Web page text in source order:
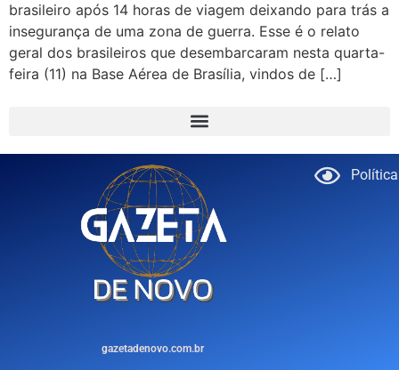
brasileiro após 14 horas de viagem deixando para trás a
insegurança de uma zona de guerra. Esse é o relato
geral dos brasileiros que desembarcaram nesta quarta-
feira (11) na Base Aérea de Brasília, vindos de […]
gazetadenovo.com.br